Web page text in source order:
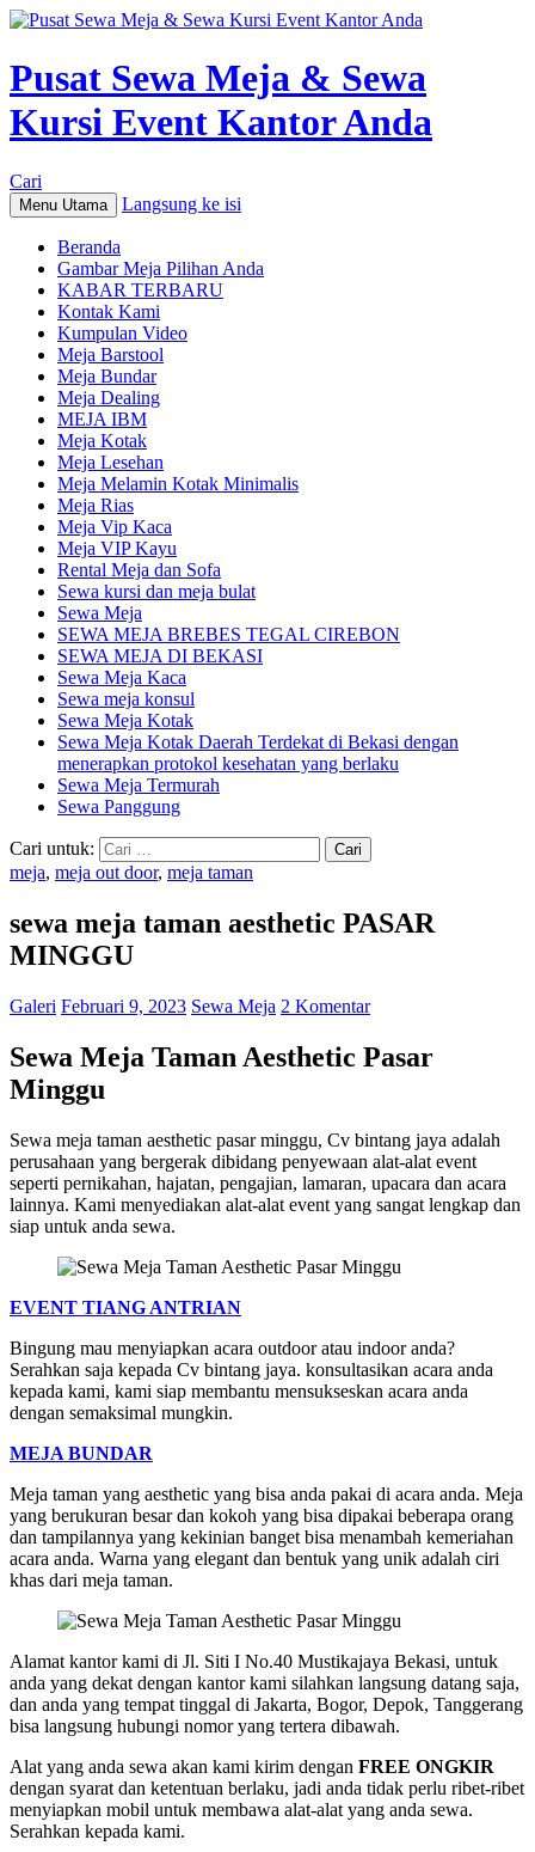
Pusat Sewa Meja & Sewa
Kursi Event Kantor Anda
Cari
Menu Utama Langsung ke isi
Beranda
Gambar Meja Pilihan Anda
KABAR TERBARU
Kontak Kami
Kumpulan Video
Meja Barstool
Meja Bundar
Meja Dealing
MEJA IBM
Meja Kotak
Meja Lesehan
Meja Melamin Kotak Minimalis
Meja Rias
Meja Vip Kaca
Meja VIP Kayu
Rental Meja dan Sofa
Sewa kursi dan meja bulat
Sewa Meja
SEWA MEJA BREBES TEGAL CIREBON
SEWA MEJA DI BEKASI
Sewa Meja Kaca
Sewa meja konsul
Sewa Meja Kotak
Sewa Meja Kotak Daerah Terdekat di Bekasi dengan
menerapkan protokol kesehatan yang berlaku
Sewa Meja Termurah
Sewa Panggung
Cari untuk:
meja, meja out door, meja taman
sewa meja taman aesthetic PASAR
MINGGU
Galeri Februari 9, 2023 Sewa Meja 2 Komentar
Sewa Meja Taman Aesthetic Pasar
Minggu
Sewa meja taman aesthetic pasar minggu, Cv bintang jaya adalah
perusahaan yang bergerak dibidang penyewaan alat-alat event
seperti pernikahan, hajatan, pengajian, lamaran, upacara dan acara
lainnya. Kami menyediakan alat-alat event yang sangat lengkap dan
siap untuk anda sewa.
EVENT TIANG ANTRIAN
Bingung mau menyiapkan acara outdoor atau indoor anda?
Serahkan saja kepada Cv bintang jaya. konsultasikan acara anda
kepada kami, kami siap membantu mensukseskan acara anda
dengan semaksimal mungkin.
MEJA BUNDAR
Meja taman yang aesthetic yang bisa anda pakai di acara anda. Meja
yang berukuran besar dan kokoh yang bisa dipakai beberapa orang
dan tampilannya yang kekinian banget bisa menambah kemeriahan
acara anda. Warna yang elegant dan bentuk yang unik adalah ciri
khas dari meja taman.
Alamat kantor kami di Jl. Siti I No.40 Mustikajaya Bekasi, untuk
anda yang dekat dengan kantor kami silahkan langsung datang saja,
dan anda yang tempat tinggal di Jakarta, Bogor, Depok, Tanggerang
bisa langsung hubungi nomor yang tertera dibawah.
Alat yang anda sewa akan kami kirim dengan FREE ONGKIR
dengan syarat dan ketentuan berlaku, jadi anda tidak perlu ribet-ribet
menyiapkan mobil untuk membawa alat-alat yang anda sewa.
Serahkan kepada kami.